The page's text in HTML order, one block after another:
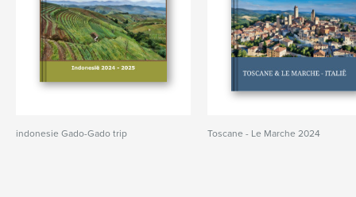
indonesie Gado-Gado trip Toscane - Le Marche 2024